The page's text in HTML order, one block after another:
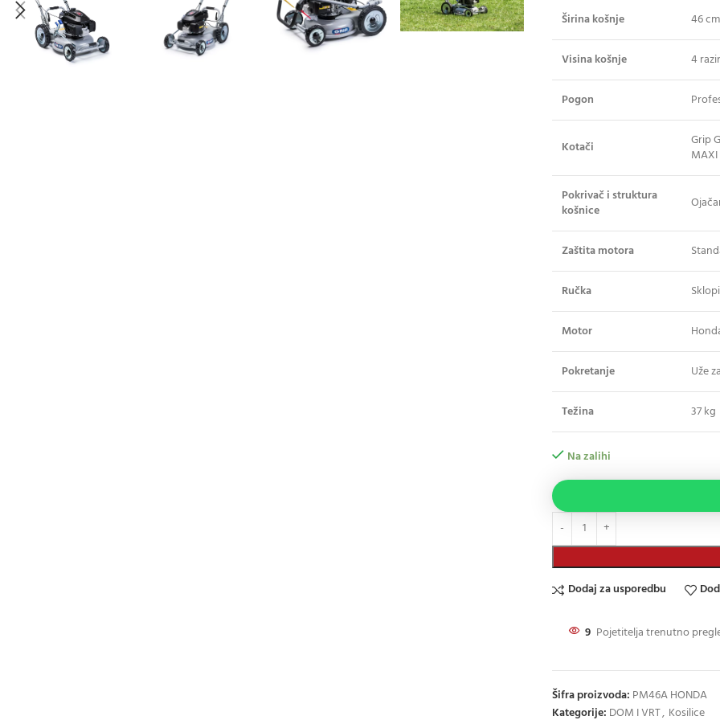
Širina košnje 46 cm
Visina košnje 4
Pogon
Kotači
Grip
Pokrivač i struktura
košnice
Zaštita motora
Ručka
Motor
Pokretanje Uže
Težina 37 kg
Na zalihi
Dodaj za usporedbu
9 Pojetitelja trenutno
Šifra proizvoda: PM46A HONDA
Kategorije: DOM I VRT, Kosilice